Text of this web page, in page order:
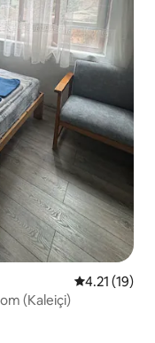
レビュー19
4.21 (19)
(Kaleiçi)